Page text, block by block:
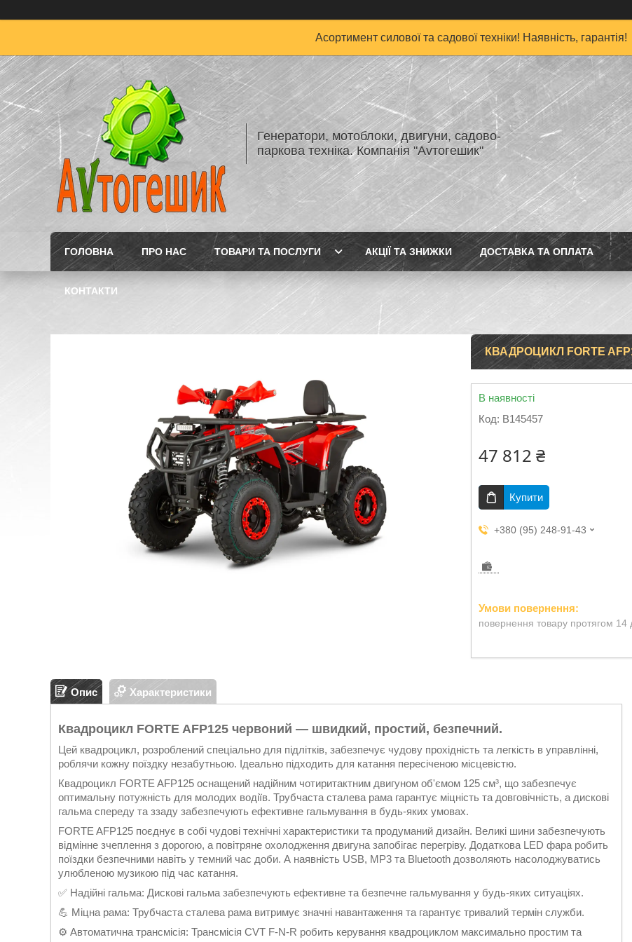
Асортимент силової та садової техніки! Наявність, гарантія!
Генератори, мотоблоки, двигуни, садово-
паркова техніка. Компанія "Аvтогешик"
ГОЛОВНА ПРО НАС ТОВАРИ ТА ПОСЛУГИ АКЦІЇ ТА ЗНИЖКИ ДОСТАВКА ТА ОПЛАТА
КОНТАКТИ
КВАДРОЦИКЛ FORTE
В наявності
Код: B145457
47 812 ₴
Купити
+380 (95) 248-91-43
повернення товару протягом 14
Опис Характеристики
Квадроцикл FORTE AFP125 червоний — швидкий, простий, безпечний.
Цей квадроцикл, розроблений спеціально для підлітків, забезпечує чудову прохідність та легкість в управлінні,
роблячи кожну поїздку незабутньою. Ідеально підходить для катання пересіченою місцевістю.
Квадроцикл FORTE AFP125 оснащений надійним чотиритактним двигуном об'ємом 125 см³, що забезпечує
оптимальну потужність для молодих водіїв. Трубчаста сталева рама гарантує міцність та довговічність, а дискові
гальма спереду та ззаду забезпечують ефективне гальмування в будь-яких умовах.
FORTE AFP125 поєднує в собі чудові технічні характеристики та продуманий дизайн. Великі шини забезпечують
відмінне зчеплення з дорогою, а повітряне охолодження двигуна запобігає перегріву. Додаткова LED фара робить
поїздки безпечними навіть у темний час доби. А наявність USB, MP3 та Bluetooth дозволяють насолоджуватись
улюбленою музикою під час катання.
✅ Надійні гальма: Дискові гальма забезпечують ефективне та безпечне гальмування у будь-яких ситуаціях.
💪 Міцна рама: Трубчаста сталева рама витримує значні навантаження та гарантує тривалий термін служби.
⚙️ Автоматична трансмісія: Трансмісія CVT F-N-R робить керування квадроциклом максимально простим та